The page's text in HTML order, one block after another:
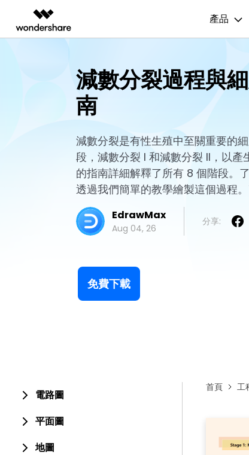
AIGC 數位創意
完整的影片編輯工具。
一站式 AI 創意工作室。
UniConverter
高速媒體轉換工具。
AI 影片、圖片、音樂生成器。
AI 驅動的創意工具。
圖表與圖像產品
協作式心智圖工具。
企業
聯盟行銷
PDF
產品
商業用途
流程圖
心智圖
組織結構圖
時間軸
甘特圖
資源範本
EdrawMind 畫廊
減數分裂過程與
南
減數分裂是有性生殖中至關重要的
段，減數分裂 I 和減數分裂 II，以
的指南詳細解釋了所有 8 個階段。
透過我們簡單的教學繪製這個過程
EdrawMax
Aug 04, 26
分享:
免費下載
電路圖
平面圖
地圖
首頁 工